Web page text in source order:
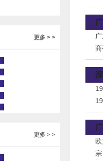
更多 > >
更多 > >